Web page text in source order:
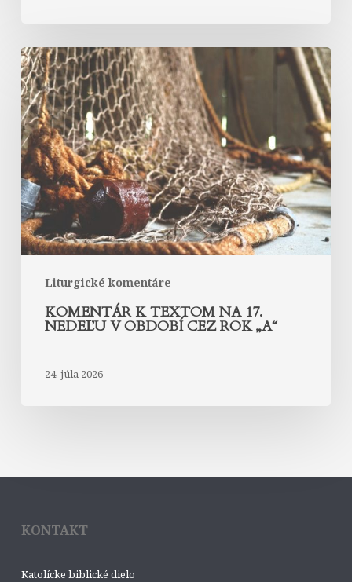
Liturgické komentáre
Komentár
k
textom
na
17.
nedeľu
v
období
cez
rok
„A“
KOMENTÁR K TEXTOM NA 17.
NEDEĽU V OBDOBÍ CEZ ROK „A“
24. júla 2026
KONTAKT
Katolícke biblické dielo